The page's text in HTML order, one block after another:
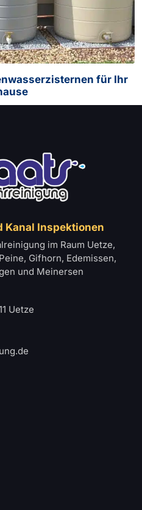
für Ihr
Kanal Inspektionen
im Raum Uetze,
Gifhorn, Edemissen,
und Meinersen
Uetze